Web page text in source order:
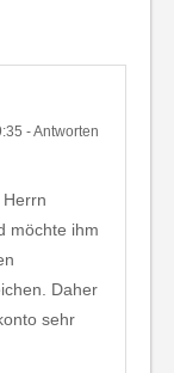
-Antworten
möchte ihm
Daher
sehr